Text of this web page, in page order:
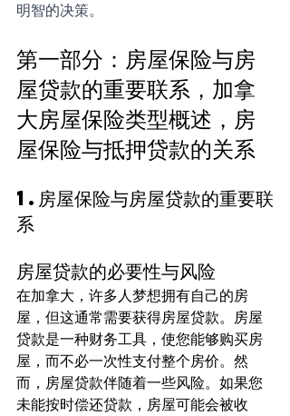
明智的决策。
第一部分：房屋保险与房
屋贷款的重要联系，加拿
大房屋保险类型概述，房
屋保险与抵押贷款的关系
1.房屋保险与房屋贷款的重要联
系
房屋贷款的必要性与风险
在加拿大，许多人梦想拥有自己的房
屋，但这通常需要获得房屋贷款。房屋
贷款是一种财务工具，使您能够购买房
屋，而不必一次性支付整个房价。然
而，房屋贷款伴随着一些风险。如果您
未能按时偿还贷款，房屋可能会被收